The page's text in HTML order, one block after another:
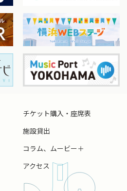
つし｜ピアノ、作曲・編曲）
科を経て同大学音楽研究科修士課
器楽専攻ピアノ科卒業。 第26回
作曲部門第1位受賞。 器楽、室内
チケット購入・座席表
施設貸出
コラム、ムービー＋
アクセス